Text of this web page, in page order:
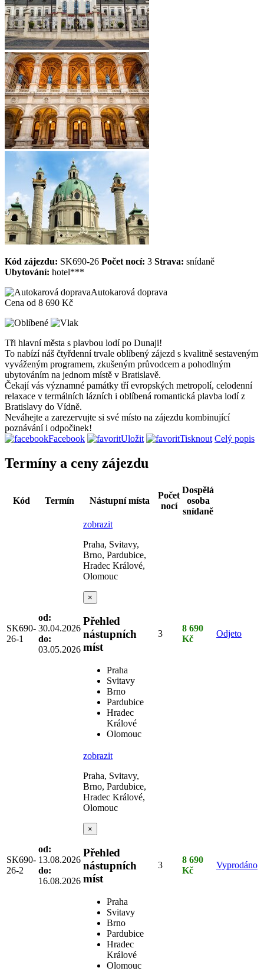
Kód zájezdu: SK690-26 Počet nocí: 3 Strava: snídaně
Ubytování: hotel***
Autokarová doprava
Cena od 8 690 Kč
Tři hlavní města s plavbou lodí po Dunaji!
To nabízí náš čtyřdenní trvale oblíbený zájezd s kvalitně sestaveným
vyváženým programem, zkušeným průvodcem a pohodlným
ubytováním na jednom místě v Bratislavě.
Čekají vás významné památky tří evropských metropolí, celodenní
relaxace v termálních lázních i oblíbená romantická plavba lodí z
Bratislavy do Vídně.
Neváhejte a zarezervujte si své místo na zájezdu kombinující
poznávání i odpočinek!
Facebook
Uložit Tisknout Celý popis
Termíny a ceny zájezdu
Kód Termín Nástupní místa
Počet
nocí
Dospělá
osoba
snídaně
SK690-
26-1
od:
30.04.2026
do:
03.05.2026
zobrazit
Praha, Svitavy,
Brno, Pardubice,
Hradec Králové,
Olomouc
×
Přehled
nástupních
míst
Praha
Svitavy
Brno
Pardubice
Hradec
Králové
Olomouc
3
8 690
Kč
Odjeto
SK690-
26-2
od:
13.08.2026
do:
16.08.2026
zobrazit
Praha, Svitavy,
Brno, Pardubice,
Hradec Králové,
Olomouc
×
Přehled
nástupních
míst
Praha
Svitavy
Brno
Pardubice
Hradec
Králové
Olomouc
3
8 690
Kč
Vyprodáno